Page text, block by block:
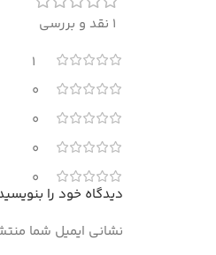
1 نقد و بررسی
1
0
0
0
0
دیدگاه خود را
نشانی ایمیل شما